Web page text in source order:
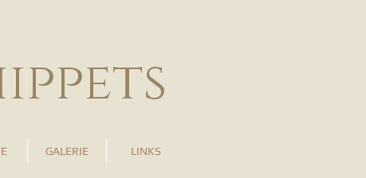
GALERIE LINKS